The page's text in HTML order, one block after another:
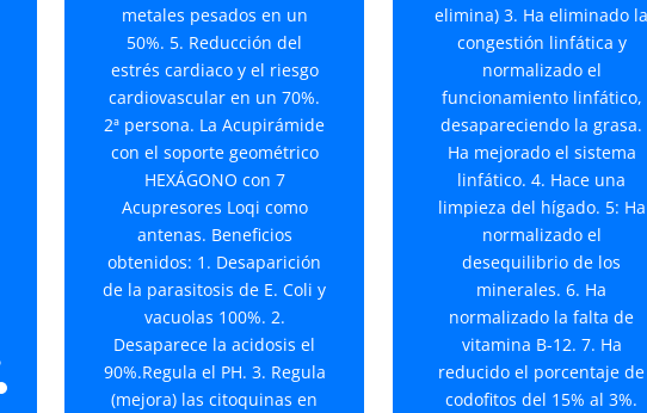
metales pesados en un
50%. 5. Reducción del
estrés cardiaco y el riesgo
cardiovascular en un 70%.
2ª persona. La Acupirámide
con el soporte geométrico
HEXÁGONO con 7
Acupresores Loqi como
antenas. Beneficios
obtenidos: 1. Desaparición
de la parasitosis de E. Coli y
vacuolas 100%. 2.
Desaparece la acidosis el
90%.Regula el PH. 3. Regula
(mejora) las citoquinas en
elimina) 3. Ha eliminado la
congestión linfática y
normalizado el
funcionamiento linfático,
desapareciendo la grasa.
Ha mejorado el sistema
linfático. 4. Hace una
limpieza del hígado. 5: Ha
normalizado el
desequilibrio de los
minerales. 6. Ha
normalizado la falta de
vitamina B-12. 7. Ha
reducido el porcentaje de
codofitos del 15% al 3%.